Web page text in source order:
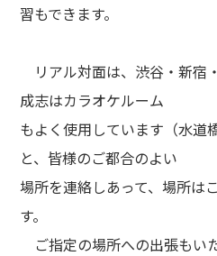
習もできます。
リアル対面は、渋谷・新宿
成志はカラオケルーム
もよく使用しています（水道
と、皆様のご都合のよい
場所を連絡しあって、場所は
す。
ご指定の場所への出張もい